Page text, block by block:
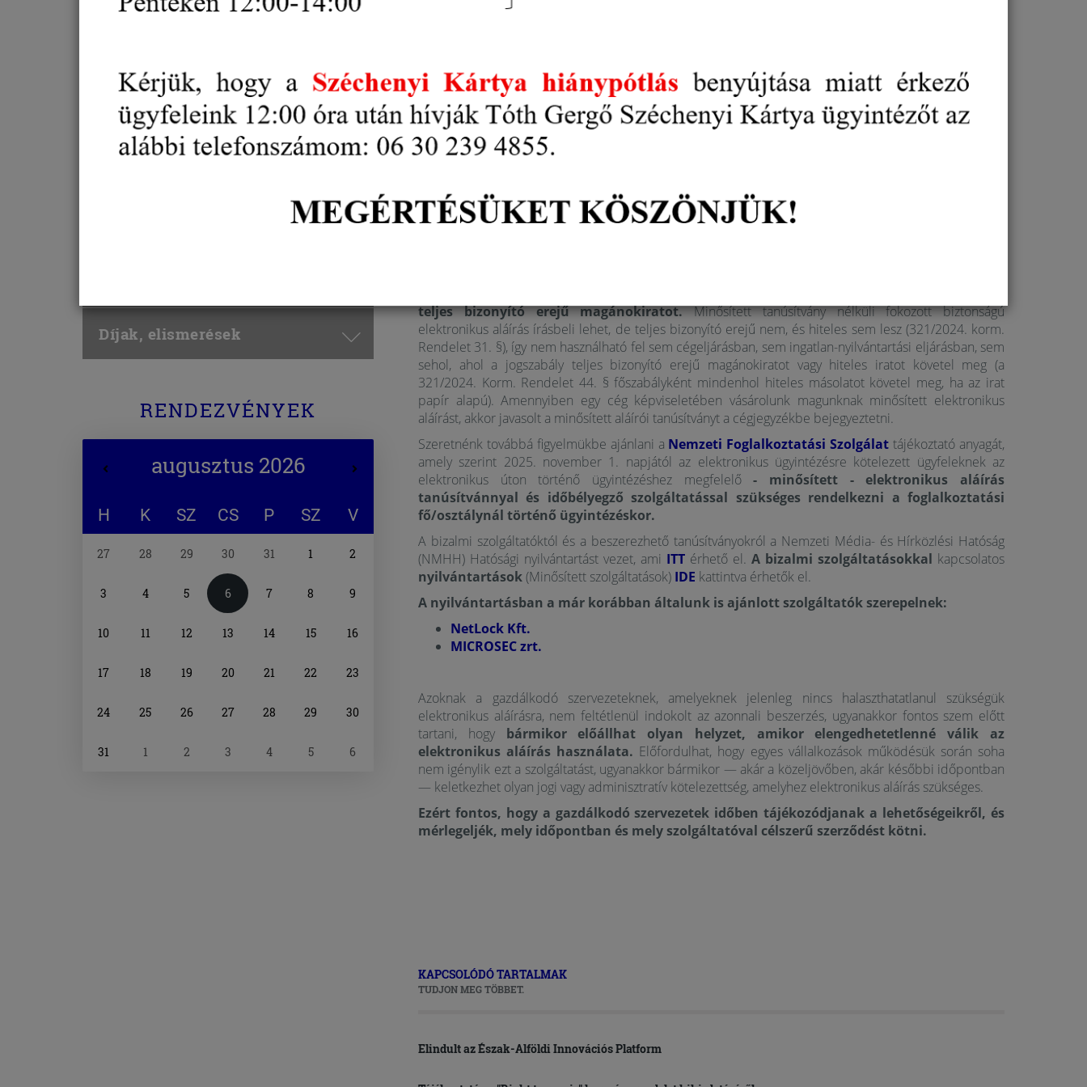
Oktatás, Képzés
Külgazdaság, külkereskedelem
Díjak, elismerések
RENDEZVÉNYEK
választó
augusztus 2026
H K SZ CS P SZ V
27 28 29 30 31 1 2
3 4 5 6 7 8 9
10 11 12 13 14 15 16
17 18 19 20 21 22 23
24 25 26 27 28 29 30
31 1 2 3 4 5 6
A minősített elektronikus aláírás azt jelenti,hogy ahhoz személyi azonosító okmánnyal (személyi
igazolvány, vagy útlevél) történő, a személyes jelenléttel egyenértékű személyazonosítás szükséges, ez
alapján a szolgáltató egy névre szóló elektronikus igazolványt ad, ez a tanúsítvány. Ezen túlmenően
kapunk egy úgynevezett titkos kulcsot, amit egy bevizsgált (hardver)eszközön tárol a szolgáltató. Ez
biztosítja abiztonság legmagasabb szintjét.
aláírással egyenértékű. A minősített elektronikus aláírás ún. teljes bizonyító erejű magánokiratot hoz
létre, ami azt jelenti, hogy a bíróság azt köteles valódinak elfogadni, és annak kell bizonyítani az okirat
teljes bizonyító erejű magánokiratot.Minősített tanúsítvány nélküli fokozott biztonságú
elektronikus aláírás írásbeli lehet, de teljes bizonyító erejű nem, és hiteles sem lesz (321/2024. korm.
Rendelet 31. §), így nem használható fel sem cégeljárásban, sem ingatlan-nyilvántartási eljárásban, sem
sehol, ahol a jogszabály teljes bizonyító erejű magánokiratot vagy hiteles iratot követel meg (a
321/2024. Korm. Rendelet 44. § főszabályként mindenhol hiteles másolatot követel meg, ha az irat
papír alapú). Amennyiben egy cég képviseletében vásárolunk magunknak minősített elektronikus
aláírást, akkor javasolt a minősített aláírói tanúsítványt a cégjegyzékbe bejegyeztetni.
Szeretnénk továbbá figyelmükbe ajánlani a Nemzeti Foglalkoztatási Szolgálat tájékoztató anyagát,
amely szerint 2025. november 1. napjától az elektronikus ügyintézésre kötelezett ügyfeleknek az
elektronikus úton történő ügyintézéshez megfelelő- minősített - elektronikus aláírás
tanúsítvánnyal és időbélyegző szolgáltatással szükséges rendelkezni a foglalkoztatási
fő/osztálynál történő ügyintézéskor.
A bizalmi szolgáltatóktól és a beszerezhető tanúsítványokról a Nemzeti Média- és Hírközlési Hatóság
(NMHH) Hatósági nyilvántartást vezet, ami ITT érhető el. A bizalmi szolgáltatásokkal kapcsolatos
nyilvántartások(Minősített szolgáltatások) IDE kattintva érhetők el.
A nyilvántartásban a már korábban általunk is ajánlott szolgáltatók szerepelnek:
NetLock Kft.
MICROSEC zrt.
Azoknak a gazdálkodó szervezeteknek, amelyeknek jelenleg nincs halaszthatatlanul szükségük
elektronikus aláírásra, nem feltétlenül indokolt az azonnali beszerzés, ugyanakkor fontos szem előtt
tartani, hogy bármikor előállhat olyan helyzet, amikor elengedhetetlenné válik az
elektronikus aláírás használata. Előfordulhat, hogy egyes vállalkozások működésük során soha
nem igénylik ezt a szolgáltatást, ugyanakkor bármikor — akár a közeljövőben, akár későbbi időpontban
— keletkezhet olyan jogi vagy adminisztratív kötelezettség, amelyhez elektronikus aláírás szükséges.
Ezért fontos, hogy a gazdálkodó szervezetek időben tájékozódjanak a lehetőségeikről, és
mérlegeljék, mely időpontban és mely szolgáltatóval célszerű szerződést kötni.
KAPCSOLÓDÓ TARTALMAK
TUDJON MEG TÖBBET.
Elindult az Észak-Alföldi Innovációs Platform